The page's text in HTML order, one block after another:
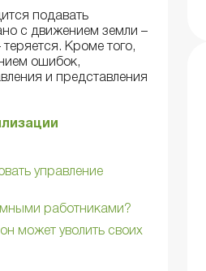
подавать
с движением земли –
Кроме того,
ошибок,
и представления
управление
работниками?
может уволить своих